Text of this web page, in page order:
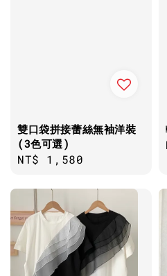
雙口袋拼接蕾絲無袖洋裝
(3色可選)
Regular
NT$ 1,580